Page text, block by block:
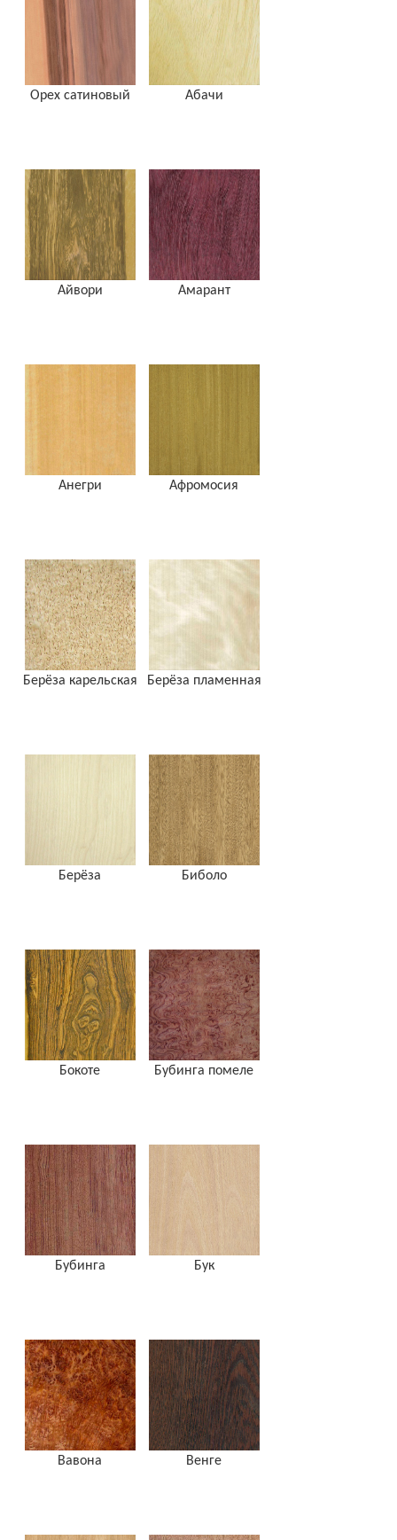
Орех сатиновый Абачи
Айвори Амарант
Анегри Афромосия
Берёза карельская Берёза пламенная
Берёза Биболо
Бокоте Бубинга помеле
Бубинга Бук
Вавона Венге